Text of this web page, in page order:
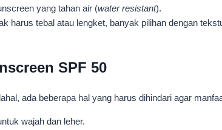
yang tahan air (water resistant).
harus tebal atau lengket, banyak pilihan dengan
SPF 50
ada beberapa hal yang harus dihindari agar
wajah dan leher.